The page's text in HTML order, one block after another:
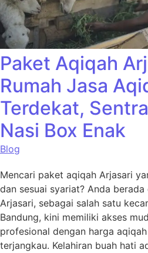
Paket Aqiqah
Rumah Jasa
Terdekat,
Nasi Box Enak
Blog
Mencari paket aqiqah Arjasari
dan sesuai syariat? Anda
Arjasari, sebagai salah satu
Bandung, kini memiliki akses
profesional dengan harga
terjangkau. Kelahiran buah hati